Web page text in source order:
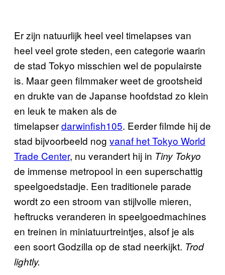
Er zijn natuurlijk heel veel timelapses van
heel veel grote steden, een categorie waarin
de stad Tokyo misschien wel de populairste
is. Maar geen filmmaker weet de grootsheid
en drukte van de Japanse hoofdstad zo klein
en leuk te maken als de
timelapserdarwinfish105. Eerder filmde hij de
stad bijvoorbeeld nog vanaf het Tokyo World
Trade Center, nu verandert hij in Tiny Tokyo
de immense metropool in een superschattig
speelgoedstadje. Een traditionele parade
wordt zo een stroom van stijlvolle mieren,
heftrucks veranderen in speelgoedmachines
en treinen in miniatuurtreintjes, alsof je als
een soort Godzilla op de stad neerkijkt. Trod
lightly.